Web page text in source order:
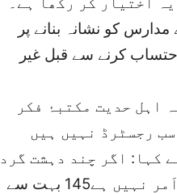
کو نشانہ بنانے پر
کرنے سے قبل غیر
اہل حدیت مکتبۂ فکر
رجسٹرڈ نہیں ہیں
کہا: اگر چند دہشت گرد
مدارس میں زیرِتعلیم رہے ہیں تویہ کوئی باعثِ تشویش اَمر نہیں ہے145 بہت سے